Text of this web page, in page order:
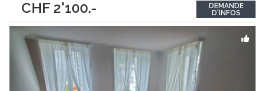
CHF 2'100.-
complémentaires : * Loyer mensuel : 2100.- * Disponibilité :
Disponible...
DEMANDE
D'INFOS